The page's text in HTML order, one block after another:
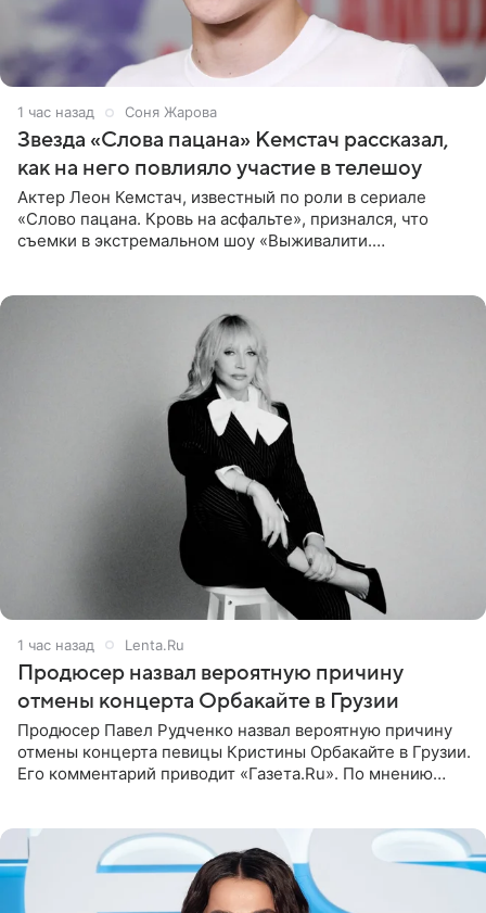
1 час назад Соня Жарова
Звезда «Слова пацана» Кемстач рассказал,
как на него повлияло участие в телешоу
Актер Леон Кемстач, известный по роли в сериале
«Слово пацана. Кровь на асфальте», признался, что
съемки в экстремальном шоу «Выживалити.
2 часа назад Lenta.Ru
Продюсер назвал вероятную причину
отмены концерта Орбакайте в Грузии
Продюсер Павел Рудченко назвал вероятную причину
отмены концерта певицы Кристины Орбакайте в Грузии.
Его комментарий приводит «Газета.Ru». По мнению